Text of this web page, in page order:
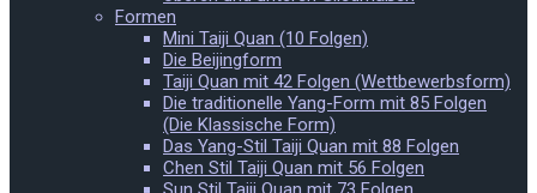
Formen
Mini Taiji Quan (10 Folgen)
Die Beijingform
Taiji Quan mit 42 Folgen (Wettbewerbsform)
Die traditionelle Yang-Form mit 85 Folgen
(Die Klassische Form)
Das Yang-Stil Taiji Quan mit 88 Folgen
Chen Stil Taiji Quan mit 56 Folgen